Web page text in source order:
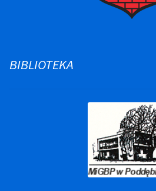
BIBLIOTEKA